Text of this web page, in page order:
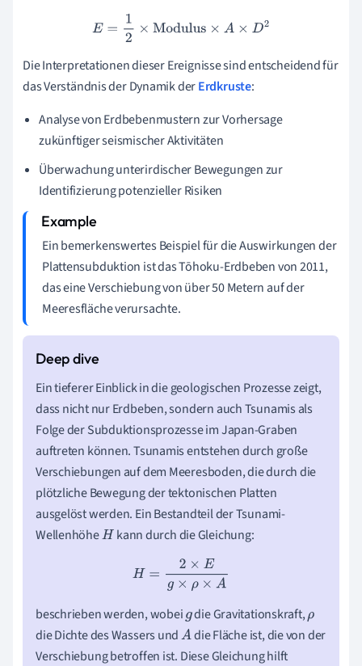
E= 12 ×Modulus× A× D2
Die Interpretationen dieser Ereignisse sind entscheidend für
das Verständnis der Dynamik derErdkruste:
Analyse von Erdbebenmustern zur Vorhersage
zukünftiger seismischer Aktivitäten
Überwachung unterirdischer Bewegungen zur
Identifizierung potenzieller Risiken
Ein bemerkenswertes Beispiel für die Auswirkungen der
Plattensubduktion ist das Tōhoku-Erdbeben von 2011,
das eine Verschiebung von über 50 Metern auf der
Meeresfläche verursachte.
Ein tieferer Einblick in die geologischen Prozesse zeigt,
dass nicht nur Erdbeben, sondern auch Tsunamis als
Folge der Subduktionsprozesse im Japan-Graben
auftreten können. Tsunamis entstehen durch große
Verschiebungen auf dem Meeresboden, die durch die
plötzliche Bewegung der tektonischen Platten
ausgelöst werden. Ein Bestandteil der Tsunami-
WellenhöheH kann durch die Gleichung:
H= 2×Eg×ρ×A
beschrieben werden, wobeigdie Gravitationskraft,ρ
die Dichte des Wassers undA die Fläche ist, die von der
Verschiebung betroffen ist. Diese Gleichung hilft